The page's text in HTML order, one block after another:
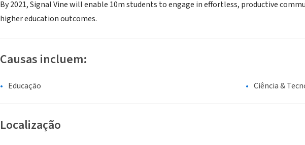
By 2021, Signal Vine will enable 10m students to engage in effortless, productive
higher education outcomes.
Causas incluem:
Educação Ciência &
Localização